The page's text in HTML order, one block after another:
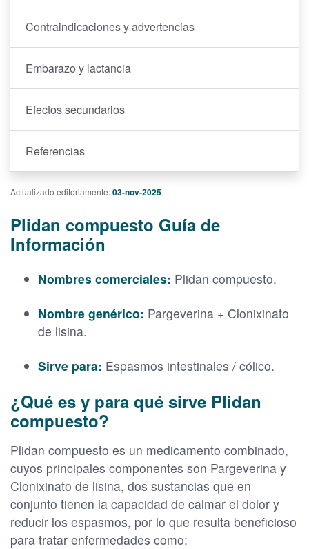
Contraindicaciones y advertencias
Embarazo y lactancia
Efectos secundarios
Referencias
Actualizado editoriamente:03-nov-2025.
Plidan compuesto Guía de
Información
Nombres comerciales: Plidan compuesto.
Nombre genérico: Pargeverina + Clonixinato
de lisina.
Sirve para: Espasmos intestinales / cólico.
¿Qué es y para qué sirve Plidan
compuesto?
Plidan compuesto es un medicamento combinado,
cuyos principales componentes son Pargeverina y
Clonixinato de lisina, dos sustancias que en
conjunto tienen la capacidad de calmar el dolor y
reducir los espasmos, por lo que resulta beneficioso
para tratar enfermedades como: